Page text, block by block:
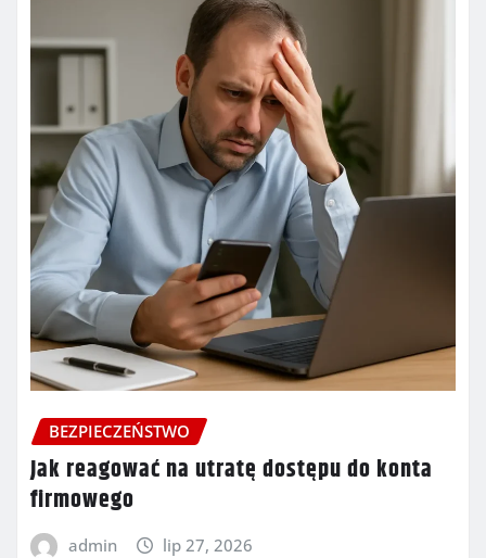
BEZPIECZEŃSTWO
Jak reagować na utratę dostępu do konta
firmowego
admin lip 27, 2026